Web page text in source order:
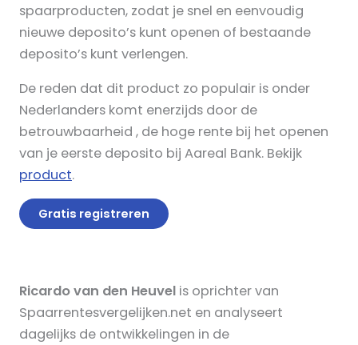
spaarproducten, zodat je snel en eenvoudig
nieuwe deposito’s kunt openen of bestaande
deposito’s kunt verlengen.
De reden dat dit product zo populair is onder
Nederlanders komt enerzijds door de
betrouwbaarheid , de hoge rente bij het openen
van je eerste deposito bij Aareal Bank. Bekijk
product.
Gratis registreren
Ricardo van den Heuvel is oprichter van
Spaarrentesvergelijken.net en analyseert
dagelijks de ontwikkelingen in de